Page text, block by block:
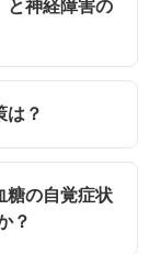
神経障害の
？
の自覚症状
？